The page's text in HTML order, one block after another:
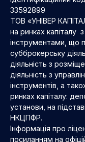
33592899
ТОВ «УНІВЕР
на ринках капіталу
інструментами, що
субброкерську
діяльність з
діяльність з
інструментів, а
ринках капіталу:
установи, на
НКЦПФР.
Інформація про
посиланням на